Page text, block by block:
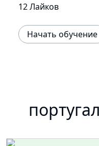
12 Лайков
Начать обучение